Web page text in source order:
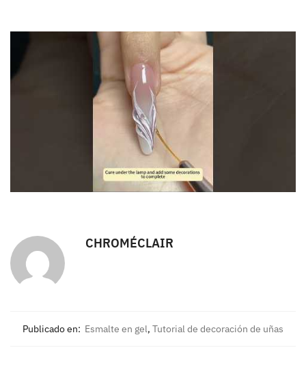
CHROMÉCLAIR
Publicado en: Esmalte en gel, Tutorial de decoración de uñas